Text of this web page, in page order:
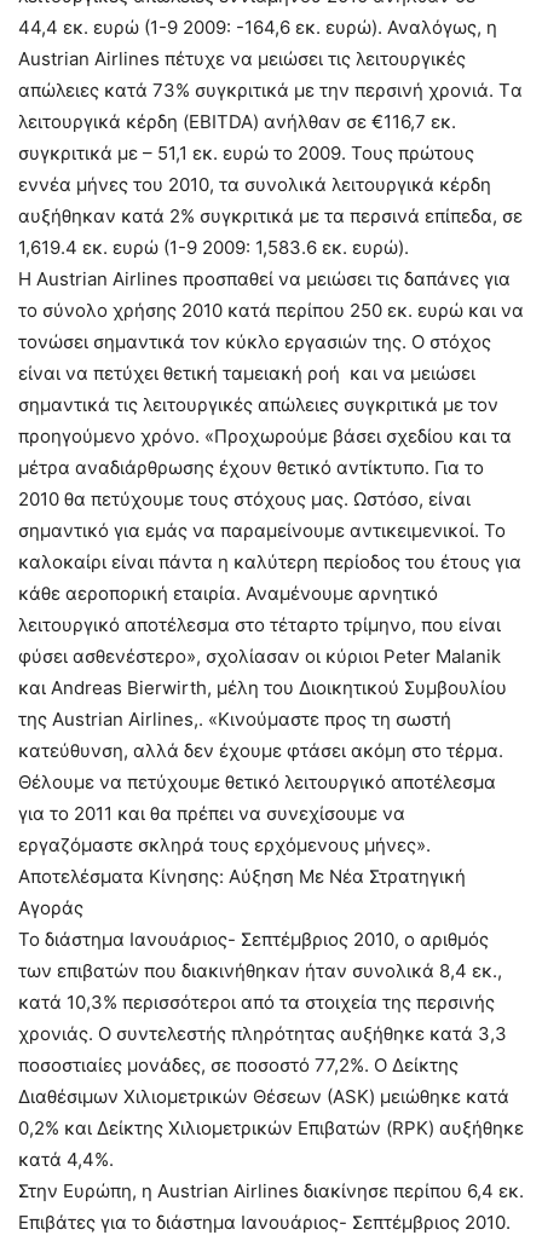
44,4 εκ. ευρώ (1-9 2009: -164,6 εκ. ευρώ). Αναλόγως, η
Austrian Airlines πέτυχε να μειώσει τις λειτουργικές
απώλειες κατά 73% συγκριτικά με την περσινή χρονιά. Tα
λειτουργικά κέρδη (EBITDA) ανήλθαν σε €116,7 εκ.
συγκριτικά με – 51,1 εκ. ευρώ το 2009. Τους πρώτους
εννέα μήνες του 2010, τα συνολικά λειτουργικά κέρδη
αυξήθηκαν κατά 2% συγκριτικά με τα περσινά επίπεδα, σε
1,619.4 εκ. ευρώ (1-9 2009: 1,583.6 εκ. ευρώ).
Η Austrian Airlines προσπαθεί να μειώσει τις δαπάνες για
το σύνολο χρήσης 2010 κατά περίπου 250 εκ. ευρώ και να
τονώσει σημαντικά τον κύκλο εργασιών της. Ο στόχος
είναι να πετύχει θετική ταμειακή ροή και να μειώσει
σημαντικά τις λειτουργικές απώλειες συγκριτικά με τον
προηγούμενο χρόνο. «Προχωρούμε βάσει σχεδίου και τα
μέτρα αναδιάρθρωσης έχουν θετικό αντίκτυπο. Για το
2010 θα πετύχουμε τους στόχους μας. Ωστόσο, είναι
σημαντικό για εμάς να παραμείνουμε αντικειμενικοί. Το
καλοκαίρι είναι πάντα η καλύτερη περίοδος του έτους για
κάθε αεροπορική εταιρία. Αναμένουμε αρνητικό
λειτουργικό αποτέλεσμα στο τέταρτο τρίμηνο, που είναι
φύσει ασθενέστερο», σχολίασαν οι κύριοι Peter Malanik
και Andreas Bierwirth, μέλη του Διοικητικού Συμβουλίου
της Austrian Airlines,. «Κινούμαστε προς τη σωστή
κατεύθυνση, αλλά δεν έχουμε φτάσει ακόμη στο τέρμα.
Θέλουμε να πετύχουμε θετικό λειτουργικό αποτέλεσμα
για το 2011 και θα πρέπει να συνεχίσουμε να
εργαζόμαστε σκληρά τους ερχόμενους μήνες».
Αποτελέσματα Κίνησης: Αύξηση Με Νέα Στρατηγική
Αγοράς
Το διάστημα Ιανουάριος- Σεπτέμβριος 2010, ο αριθμός
των επιβατών που διακινήθηκαν ήταν συνολικά 8,4 εκ.,
κατά 10,3% περισσότεροι από τα στοιχεία της περσινής
χρονιάς. Ο συντελεστής πληρότητας αυξήθηκε κατά 3,3
ποσοστιαίες μονάδες, σε ποσοστό 77,2%. Ο Δείκτης
Διαθέσιμων Χιλιομετρικών Θέσεων (ΑSK) μειώθηκε κατά
0,2% και Δείκτης Χιλιομετρικών Επιβατών (RPK) αυξήθηκε
κατά 4,4%.
Στην Ευρώπη, η Austrian Airlines διακίνησε περίπου 6,4 εκ.
Επιβάτες για το διάστημα Ιανουάριος- Σεπτέμβριος 2010.